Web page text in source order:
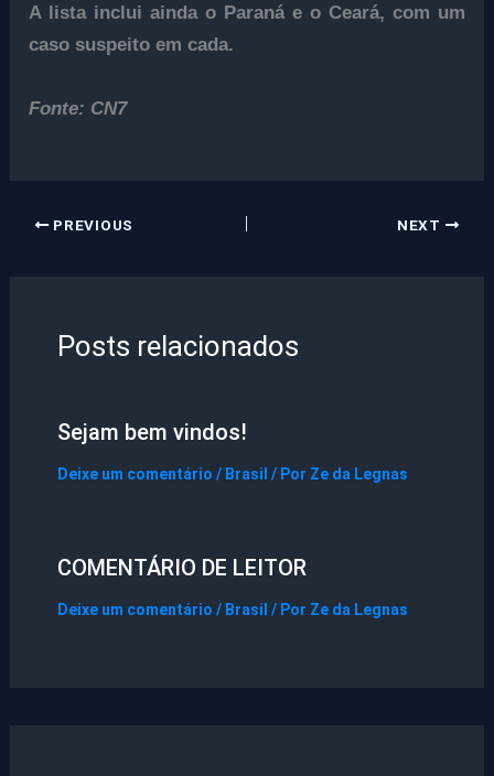
A lista inclui ainda o Paraná e o Ceará, com um
caso suspeito em cada.
Fonte: CN7
PREVIOUS NEXT
Posts relacionados
Sejam bem vindos!
Deixe um comentário / Brasil / Por Ze da Legnas
COMENTÁRIO DE LEITOR
Deixe um comentário / Brasil / Por Ze da Legnas